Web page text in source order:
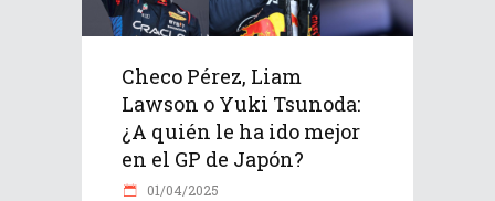
Checo Pérez, Liam
Lawson o Yuki Tsunoda:
¿A quién le ha ido mejor
en el GP de Japón?
01/04/2025